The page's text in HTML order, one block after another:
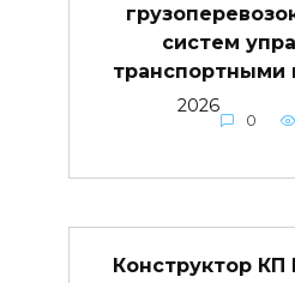
систем
транспортными
2026
0
Конструктор КП